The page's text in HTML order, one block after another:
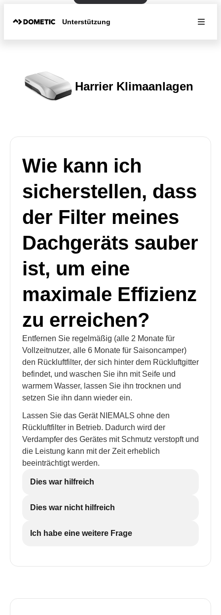
Unterstützung
Harrier Klimaanlagen
Wie kann ich
sicherstellen, dass
der Filter meines
Dachgeräts sauber
ist, um eine
maximale Effizienz
zu erreichen?
Entfernen Sie regelmäßig (alle 2 Monate für
Vollzeitnutzer, alle 6 Monate für Saisoncamper)
den Rückluftfilter, der sich hinter dem Rückluftgitter
befindet, und waschen Sie ihn mit Seife und
warmem Wasser, lassen Sie ihn trocknen und
setzen Sie ihn dann wieder ein.
Lassen Sie das Gerät NIEMALS ohne den
Rückluftfilter in Betrieb. Dadurch wird der
Verdampfer des Gerätes mit Schmutz verstopft und
die Leistung kann mit der Zeit erheblich
beeinträchtigt werden.
Dies war hilfreich
Dies war nicht hilfreich
Ich habe eine weitere Frage